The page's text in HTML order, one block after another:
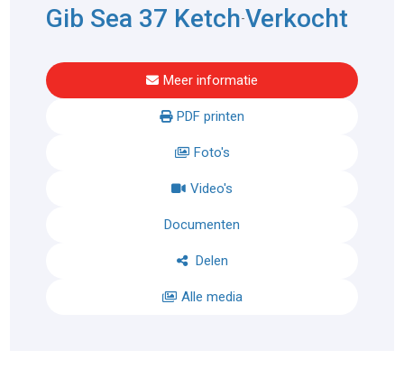
Gib Sea 37 Ketch-Verkocht
Meer informatie
PDF printen
Foto's
Video's
Documenten
Delen
Alle media